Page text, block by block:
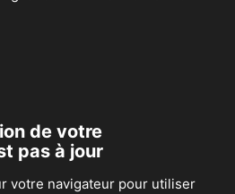
de votre
pas à jour
votre navigateur pour utiliser